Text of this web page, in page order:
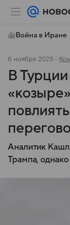
Война в Иране
6 ноября 2025
В
Аналитик
Трампа,